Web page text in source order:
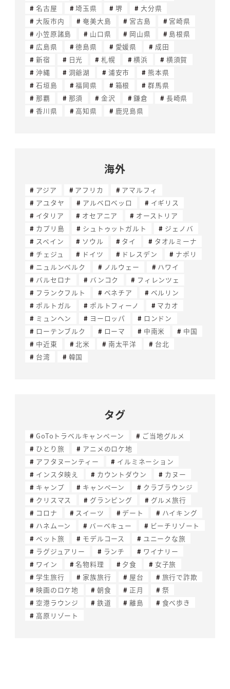
名古屋
埼玉県 堺
大分県
大阪市内
奄美大島 宮古島
宮崎県
小笠原諸島
山口県 岡山県
島根県
広島県
徳島県 愛媛県
成田
新宿
日光 札幌 横浜
横須賀
沖縄
洞爺湖 浦安市
熊本県
石垣島
福岡県 箱根
群馬県
那覇
那須 金沢 鎌倉
長崎県
香川県
高知県 鹿児島県
海外
アジア アフリカ
アマルフィ
アユタヤ
アルベロベッロ
イギリス
イタリア
オセアニア
オーストリア
カプリ島
シュトゥットガルト
ジェノバ
スペイン
ソウル タイ
タオルミーナ
チェジュ
ドイツ ドレスデン
ナポリ
ニュルンベルク
ノルウェー
ハワイ
バルセロナ
バンコク
フィレンツェ
フランクフルト
ベネチア
ベルリン
ポルトガル
ポルトフィーノ
マカオ
ミュンヘン
ヨーロッパ
ロンドン
ローテンブルク
ローマ 中南米
中国
中近東
北米 南太平洋
台北
台湾
韓国
タグ
GoToトラベルキャンペーン
ご当地グルメ
ひとり旅
アニメのロケ地
アフタヌーンティー
イルミネーション
インスタ映え
カウントダウン
カヌー
キャンプ
キャンペーン
クラブラウンジ
クリスマス
グランピング
グルメ旅行
コロナ
スイーツ デート
ハイキング
ハネムーン
バーベキュー
ビーチリゾート
ペット旅
モデルコース
ユニークな旅
ラグジュアリー
ランチ
ワイナリー
ワイン
名物料理 夕食
女子旅
学生旅行
家族旅行 屋台
旅行で詐欺
映画のロケ地
朝食 正月
祭
空港ラウンジ
鉄道 離島
食べ歩き
高原リゾート